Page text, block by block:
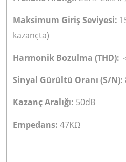
Maksimum Giriş Seviyesi:
kazançta)
Harmonik Bozulma (THD):
Sinyal Gürültü Oranı (S/N):
Kazanç Aralığı: 50dB
Empedans: 47KΩ